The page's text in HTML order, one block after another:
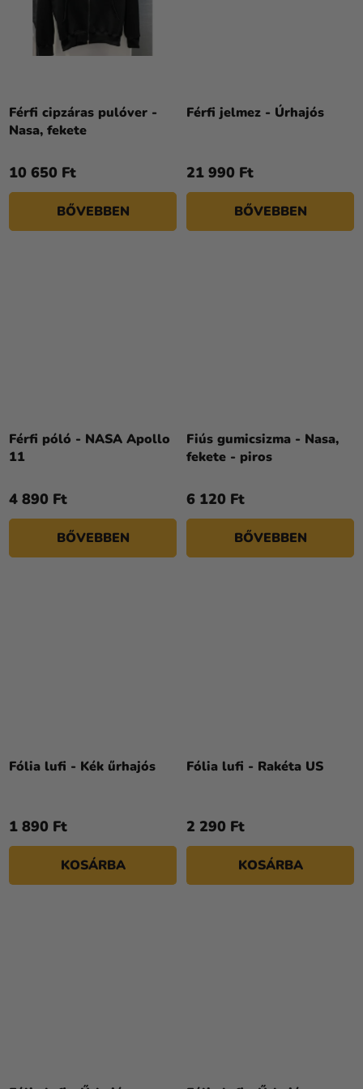
Férfi cipzáras pulóver -
Nasa, fekete
10 650 Ft
BŐVEBBEN
Férfi jelmez - Úrhajós
21 990 Ft
BŐVEBBEN
Férfi póló - NASA Apollo
11
4 890 Ft
BŐVEBBEN
Fiús gumicsizma - Nasa,
fekete - piros
6 120 Ft
BŐVEBBEN
Fólia lufi - Kék űrhajós
1 890 Ft
KOSÁRBA
Fólia lufi - Rakéta US
2 290 Ft
KOSÁRBA